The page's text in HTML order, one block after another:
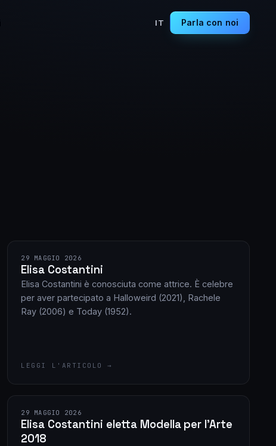
IT Parla con noi
29 MAGGIO 2026
Elisa Costantini
Elisa Costantini è conosciuta come attrice. È celebre
per aver partecipato a Halloweird (2021), Rachele
Ray (2006) e Today (1952).
LEGGI L'ARTICOLO →
29 MAGGIO 2026
Elisa Costantini eletta Modella per l’Arte
2018